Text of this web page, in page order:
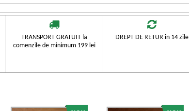
TRANSPORT GRATUIT la
comenzile de minimum 199 lei
DREPT DE RETUR în 14 zile